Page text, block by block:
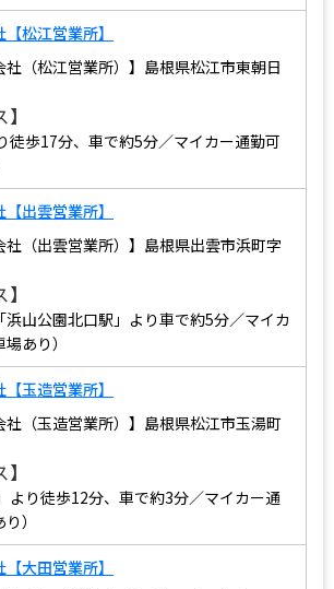
松江営業所】
社（松江営業所）】島根県松江市東朝日
徒歩17分、車で約5分／マイカー通勤可
出雲営業所】
社（出雲営業所）】島根県出雲市浜町字
浜山公園北口駅」より車で約5分／マイカ
あり）
玉造営業所】
社（玉造営業所）】島根県松江市玉湯町
より徒歩12分、車で約3分／マイカー通
）
大田営業所】